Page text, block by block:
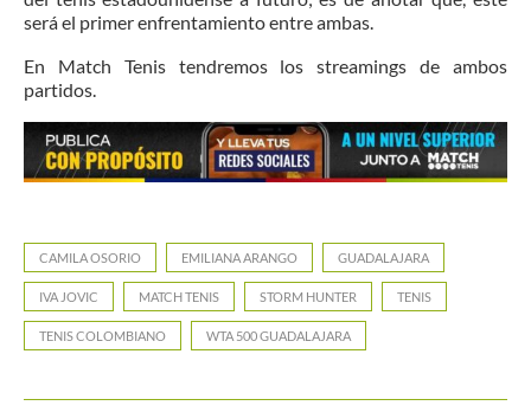
será el primer enfrentamiento entre ambas.
En Match Tenis tendremos los streamings de ambos
partidos.
CAMILA OSORIO EMILIANA ARANGO GUADALAJARA
IVA JOVIC MATCH TENIS STORM HUNTER TENIS
TENIS COLOMBIANO WTA 500 GUADALAJARA